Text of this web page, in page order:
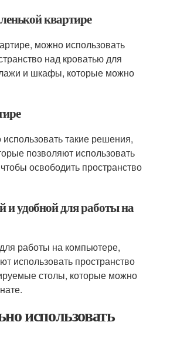
квартире
можно использовать
над кроватью для
и шкафы, которые можно
такие решения,
позволяют использовать
освободить пространство
и удобной для работы на
работы на компьютере,
использовать пространство
столы, которые можно
использовать